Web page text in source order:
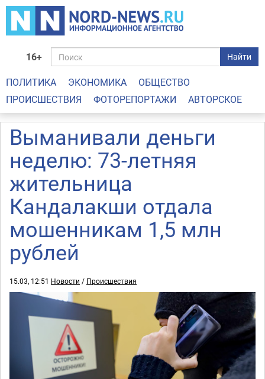
16+ Найти
ПОЛИТИКА ЭКОНОМИКА
ОБЩЕСТВО
ПРОИСШЕСТВИЯ
ФОТОРЕПОРТАЖИ АВТОРСКОЕ
Выманивали деньги
неделю: 73-летняя
жительница
Кандалакши отдала
мошенникам 1,5 млн
рублей
15.03, 12:51 Новости / Происшествия